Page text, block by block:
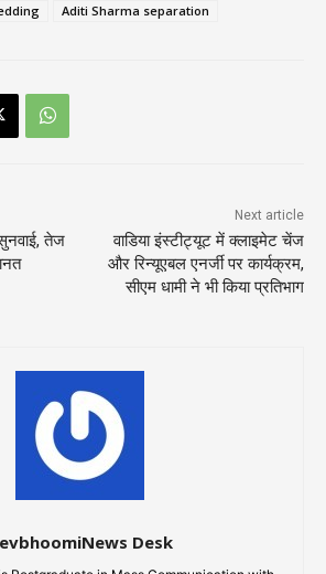
Aditi Sharma separation
तेज
Next article
वाडिया इंस्टीट्यूट में क्लाइमेट चेंज
और रिन्यूएबल एनर्जी पर कार्यक्रम,
सीएम धामी ने भी किया प्रतिभाग
Desk